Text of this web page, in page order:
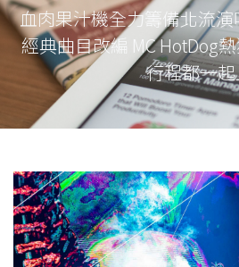
血肉果汁機全力籌備北流
經典曲目改編 MC HotDog
行程都一